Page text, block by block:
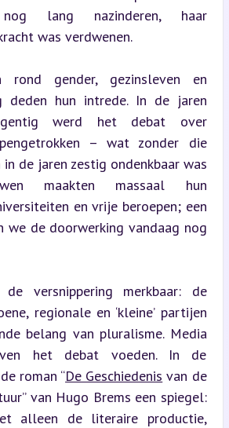
nog lang nazinderen, haar
was verdwenen.
rond gender, gezinsleven en
deden hun intrede. In de jaren
werd het debat over
– wat zonder die
de jaren zestig ondenkbaar was
maakten massaal hun
en vrije beroepen; een
we de doorwerking vandaag nog
versnippering merkbaar: de
regionale en ‘kleine’ partijen
belang van pluralisme. Media
het debat voeden. In de
roman “De Geschiedenis van de
van Hugo Brems een spiegel:
alleen de literaire productie,